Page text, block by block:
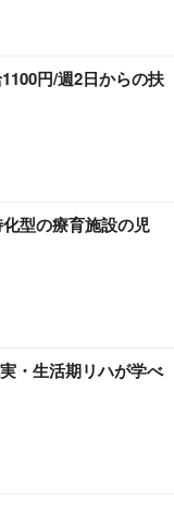
円/週2日からの扶
型の療育施設の児
・生活期リハが学べ